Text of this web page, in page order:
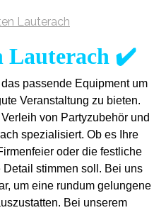
Lauterach ✔️
passende Equipment um
Veranstaltung zu bieten.
von Partyzubehör und
spezialisiert. Ob es Ihre
oder die festliche
stimmen soll. Bei uns
um eine rundum gelungene
Bei unserem